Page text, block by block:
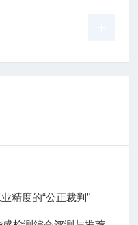
精度的“公正裁判”